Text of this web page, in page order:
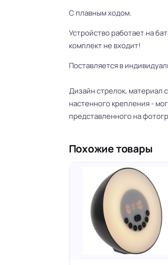
С плавным ходом.
Устройство работает на
комплект не входит!
Поставляется в
Дизайн стрелок, материал
настенного крепления -
представленного на
Похожие товары